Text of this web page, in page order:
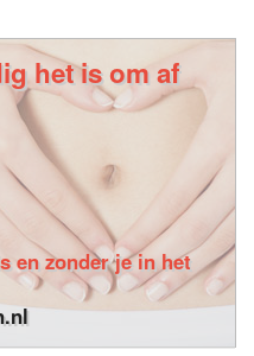
het is om af
en zonder je in het